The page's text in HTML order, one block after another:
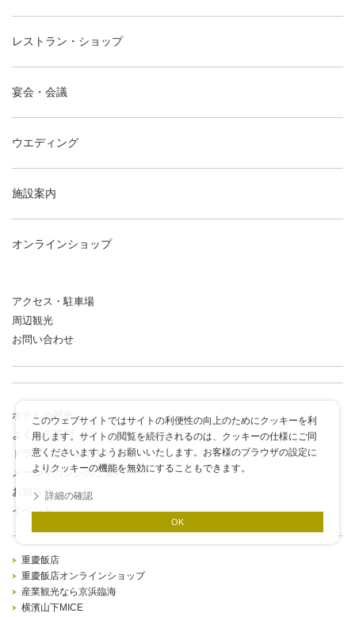
このウェブサイトではサイトの利便性の向上のためにクッキーを利
用します。サイトの閲覧を続行されるのは、クッキーの仕様にご同
意くださいますようお願いいたします。お客様のブラウザの設定に
よりクッキーの機能を無効にすることもできます。
詳細の確認
OK
レストラン・ショップ
宴会・会議
ウエディング
施設案内
オンラインショップ
アクセス・駐車場
周辺観光
お問い合わせ
ホテルの歴史
よくある質問
ドラゴンポイントカード
メールマガジンのご案内
お知らせ
イベント
重慶飯店
重慶飯店オンラインショップ
産業観光なら京浜臨海
横濱山下MICE